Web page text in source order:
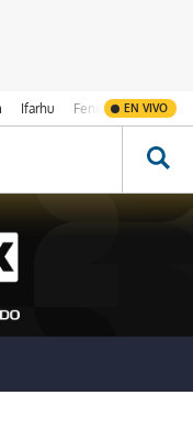
Ifarhu Fenómeno de El
EN VIVO